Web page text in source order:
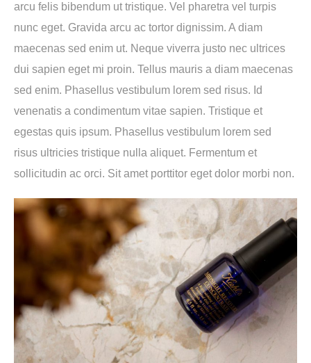
arcu felis bibendum ut tristique. Vel pharetra vel turpis
nunc eget. Gravida arcu ac tortor dignissim. A diam
maecenas sed enim ut. Neque viverra justo nec ultrices
dui sapien eget mi proin. Tellus mauris a diam maecenas
sed enim. Phasellus vestibulum lorem sed risus. Id
venenatis a condimentum vitae sapien. Tristique et
egestas quis ipsum. Phasellus vestibulum lorem sed
risus ultricies tristique nulla aliquet. Fermentum et
sollicitudin ac orci. Sit amet porttitor eget dolor morbi non.